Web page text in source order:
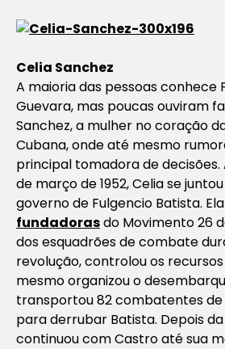
Celia Sanchez
A maioria das pessoas conhece
Guevara, mas poucas ouviram
Sanchez, a mulher no coração
Cubana, onde até mesmo
principal tomadora de decisões.
de março de 1952, Celia se
governo de Fulgencio Batista.
fundadorasdo Movimento 26
dos esquadrões de combate
revolução, controlou os
mesmo organizou o
transportou 82 combatentes de
para derrubar Batista. Depois
continuou com Castro até sua